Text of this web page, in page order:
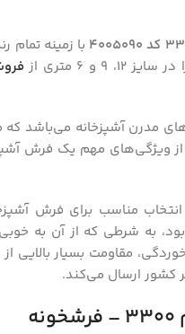
با زمینه تمام
سایز 12، 9 و 6 متری از
مدرن آشپزخانه می‌باشد که
از ویژگی‌های مهم یک فرش
انتخاب مناسب برای فرش
به شرطی که از آن به
مقاومت بسیار
کشور ارسال می‌کند.
– فرشخونه